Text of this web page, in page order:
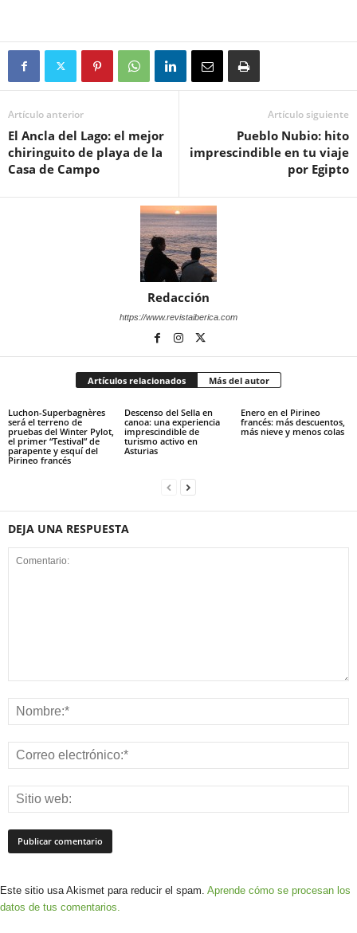
Artículo anterior
El Ancla del Lago: el mejor
chiringuito de playa de la
Casa de Campo
Artículo siguiente
Pueblo Nubio: hito
imprescindible en tu viaje
por Egipto
Redacción
https://www.revistaiberica.com
Artículos relacionados Más del autor
Luchon-Superbagnères
será el terreno de
pruebas del Winter Pylot,
el primer “Testival” de
parapente y esquí del
Pirineo francés
Descenso del Sella en
canoa: una experiencia
imprescindible de
turismo activo en
Asturias
Enero en el Pirineo
francés: más descuentos,
más nieve y menos colas
DEJA UNA RESPUESTA
Este sitio usa Akismet para reducir el spam. Aprende cómo se procesan los
datos de tus comentarios.